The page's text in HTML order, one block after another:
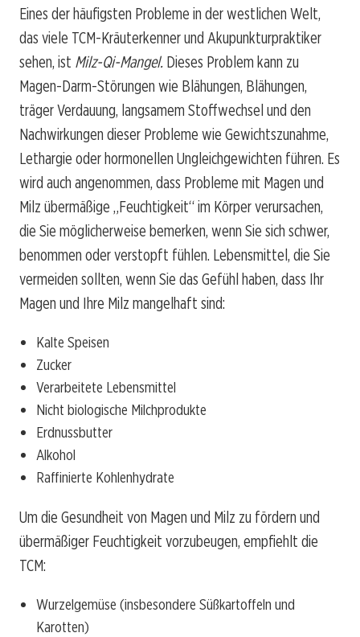
Eines der häufigsten Probleme in der westlichen Welt,
das viele TCM-Kräuterkenner und Akupunkturpraktiker
sehen, ist Milz-Qi-Mangel. Dieses Problem kann zu
Magen-Darm-Störungen wie Blähungen, Blähungen,
träger Verdauung, langsamem Stoffwechsel und den
Nachwirkungen dieser Probleme wie Gewichtszunahme,
Lethargie oder hormonellen Ungleichgewichten führen. Es
wird auch angenommen, dass Probleme mit Magen und
Milz übermäßige „Feuchtigkeit“ im Körper verursachen,
die Sie möglicherweise bemerken, wenn Sie sich schwer,
benommen oder verstopft fühlen. Lebensmittel, die Sie
vermeiden sollten, wenn Sie das Gefühl haben, dass Ihr
Magen und Ihre Milz mangelhaft sind:
Kalte Speisen
Zucker
Verarbeitete Lebensmittel
Nicht biologische Milchprodukte
Erdnussbutter
Alkohol
Raffinierte Kohlenhydrate
Um die Gesundheit von Magen und Milz zu fördern und
übermäßiger Feuchtigkeit vorzubeugen, empfiehlt die
TCM:
Wurzelgemüse (insbesondere Süßkartoffeln und
Karotten)